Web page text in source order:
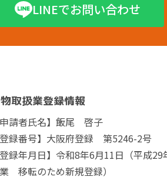
LINEでお問い合わせ
取扱業登録情報
請者氏名】飯尾 啓子
録番号】大阪府登録 第5246-2号
録年月日】令和8年6月11日（平成29
移転のため新規登録）